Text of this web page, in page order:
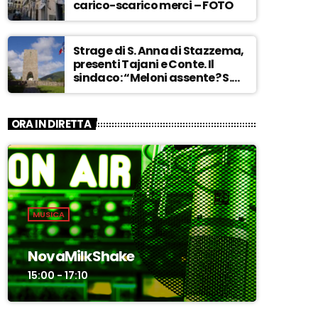
carico-scarico merci – FOTO
Strage di S. Anna di Stazzema,
presenti Tajani e Conte. Il
sindaco: “Meloni assente? S.
Anna aperta tutto l’anno…” –
ORA IN DIRETTA
MUSICA
NovaMilkShake
15:00 - 17:10